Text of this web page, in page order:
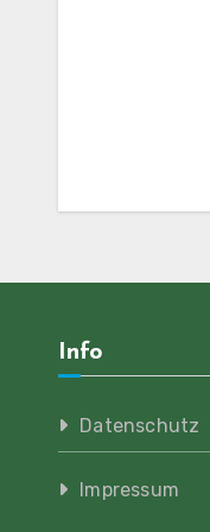
Info
Datenschutz
Impressum